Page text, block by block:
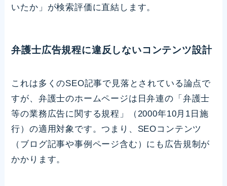
いたか」が検索評価に直結します。
弁護士広告規程に違反しないコンテンツ設計
これは多くのSEO記事で見落とされている論点で
すが、弁護士のホームページは日弁連の「弁護士
等の業務広告に関する規程」（2000年10月1日施
行）の適用対象です。つまり、SEOコンテンツ
（ブログ記事や事例ページ含む）にも広告規制が
かかります。